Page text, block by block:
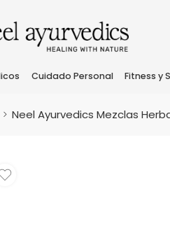
Cuidado Personal Fitness y
Neel Ayurvedics Mezclas